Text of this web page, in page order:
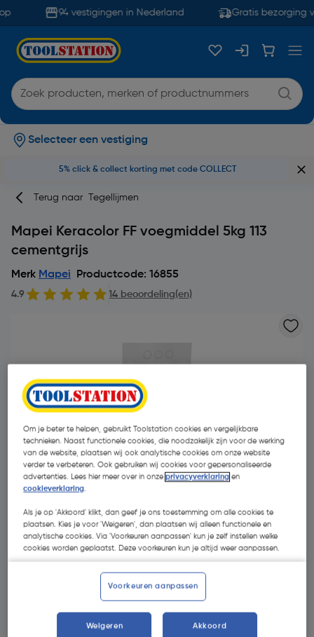
94 vestigingen in Nederland Gratis bezorging
Selecteer een vestiging
5% click & collect korting met code COLLECT
Terug naar Tegellijmen
Mapei Keracolor FF voegmiddel 5kg 113
cementgrijs
Merk Mapei Productcode: 16855
4.9 14 beoordeling(en)
€ 14,45| Excl. btw € 11,94€ 2,89/kg
Om je beter te helpen, gebruikt Toolstation cookies en vergelijkbare
technieken. Naast functionele cookies, die noodzakelijk zijn voor de werking
van de website, plaatsen wij ook analytische cookies om onze website
verder te verbeteren. Ook gebruiken wij cookies voor gepersonaliseerde
advertenties. Lees hier meer over in onzeprivacyverklaring en
cookieverklaring.
Als je op 'Akkoord' klikt, dan geef je ons toestemming om alle cookies te
plaatsen. Kies je voor 'Weigeren', dan plaatsen wij alleen functionele en
analytische cookies. Via 'Voorkeuren aanpassen' kun je zelf instellen welke
cookies worden geplaatst. Deze voorkeuren kun je altijd weer aanpassen.
Voorkeuren aanpassen
Weigeren Akkoord